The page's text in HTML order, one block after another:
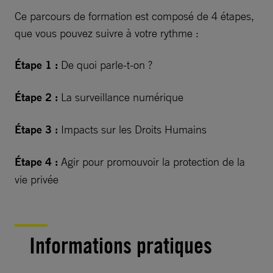
Ce parcours de formation est composé de 4 étapes,
que vous pouvez suivre à votre rythme :
Étape 1 : De quoi parle-t-on ?
Étape 2 : La surveillance numérique
Étape 3 : Impacts sur les Droits Humains
Étape 4 : Agir pour promouvoir la protection de la
vie privée
Informations pratiques